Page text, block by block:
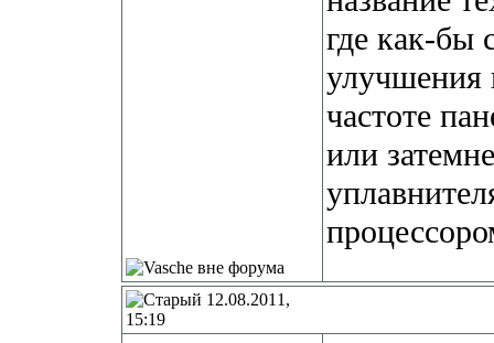
где как-бы
улучшения
частоте
или
12.08.2011,
15:19